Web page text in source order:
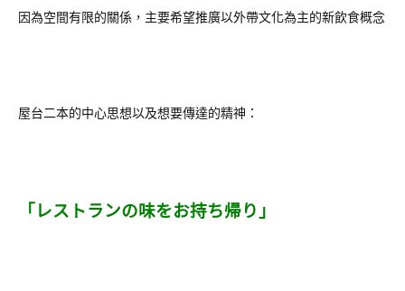
因為空間有限的關係，主要希望推廣以外帶文化為主的新飲食概念
屋台二本的中心思想以及想要傳達的精神：
「レストランの味をお持ち帰り」